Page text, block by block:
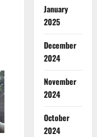
January
2025
December
2024
November
2024
October
2024